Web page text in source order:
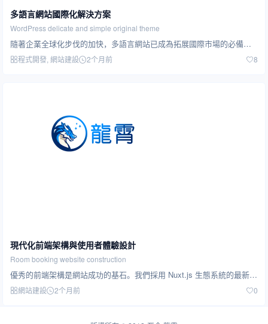
多語言網站國際化解決方案
WordPress delicate and simple original theme
隨著企業全球化步伐的加快，多語言網站已成為拓展國際市場的必備基礎設施。我們提供從技術架構到內容本…
程式開發 , 網站建設 2个月前 8
現代化前端架構與使用者體驗設計
Room booking website construction
優秀的前端架構是網站成功的基石。我們採用 Nuxt.js 生態系統的最新技術棧，結合現代化的設計…
網站建設 2个月前 0